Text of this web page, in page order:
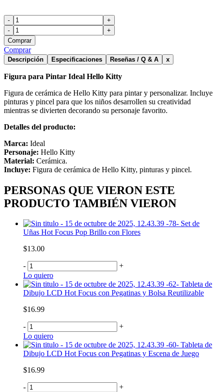
-
+
-
+
Comprar
Comprar
Descripción Especificaciones Reseñas / Q & A x
Figura para Pintar Ideal Hello Kitty
Figura de cerámica de Hello Kitty para pintar y personalizar. Incluye
pinturas y pincel para que los niños desarrollen su creatividad
mientras se divierten decorando su personaje favorito.
Detalles del producto:
Marca: Ideal
Personaje: Hello Kitty
Material: Cerámica.
Incluye: Figura de cerámica de Hello Kitty, pinturas y pincel.
PERSONAS QUE VIERON ESTE
PRODUCTO TAMBIÉN VIERON
Set de
Uñas Hot Focus Pop Brillo con Flores
$13.00
-
+
Lo quiero
Tableta de
Dibujo LCD Hot Focus con Pegatinas y Bolsa Reutilizable
$16.99
-
+
Lo quiero
Tableta de
Dibujo LCD Hot Focus con Pegatinas y Escena de Juego
$16.99
-
+